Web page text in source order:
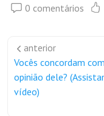
0 comentários
anterior
Vocês concordam
opinião dele?
vídeo)